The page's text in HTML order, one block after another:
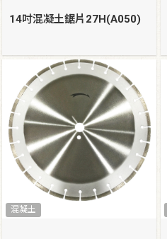
14吋混凝土鋸片27H(A050)
混凝土